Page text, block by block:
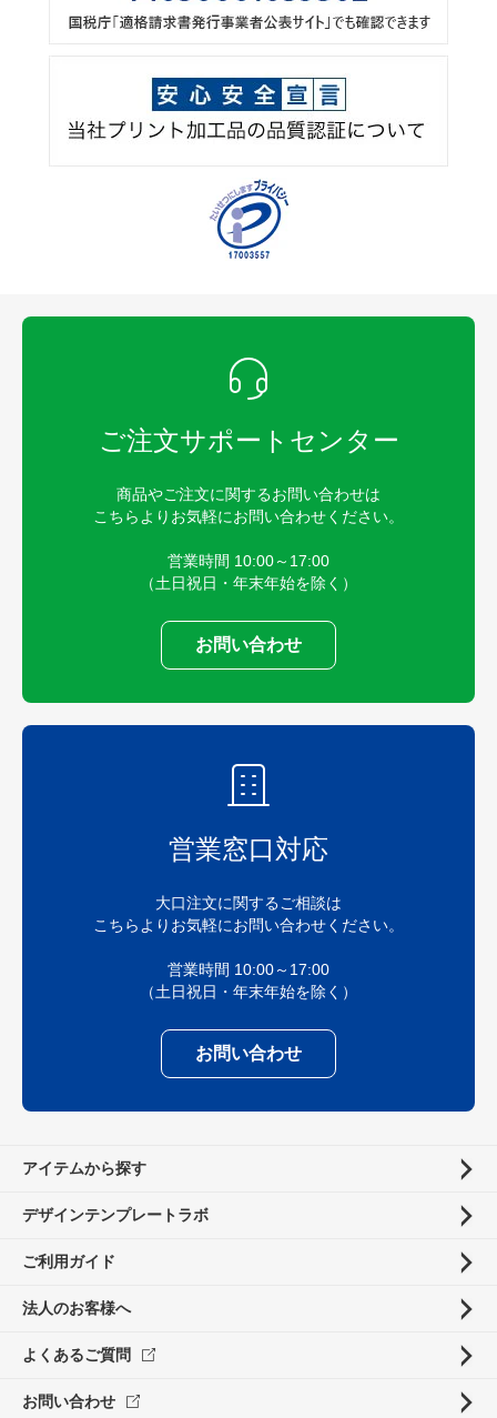
ご注文サポートセンター
商品やご注文に関するお問い合わせは
こちらよりお気軽にお問い合わせください。
営業時間 10:00～17:00
（土日祝日・年末年始を除く）
お問い合わせ
営業窓口対応
大口注文に関するご相談は
こちらよりお気軽にお問い合わせください。
営業時間 10:00～17:00
（土日祝日・年末年始を除く）
お問い合わせ
アイテムから探す
デザインテンプレートラボ
ご利用ガイド
法人のお客様へ
よくあるご質問
お問い合わせ